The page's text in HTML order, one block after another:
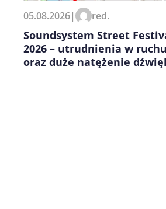
05.08.2026| red.
Soundsystem Street
2026 – utrudnienia w ruchu
oraz duże natężenie